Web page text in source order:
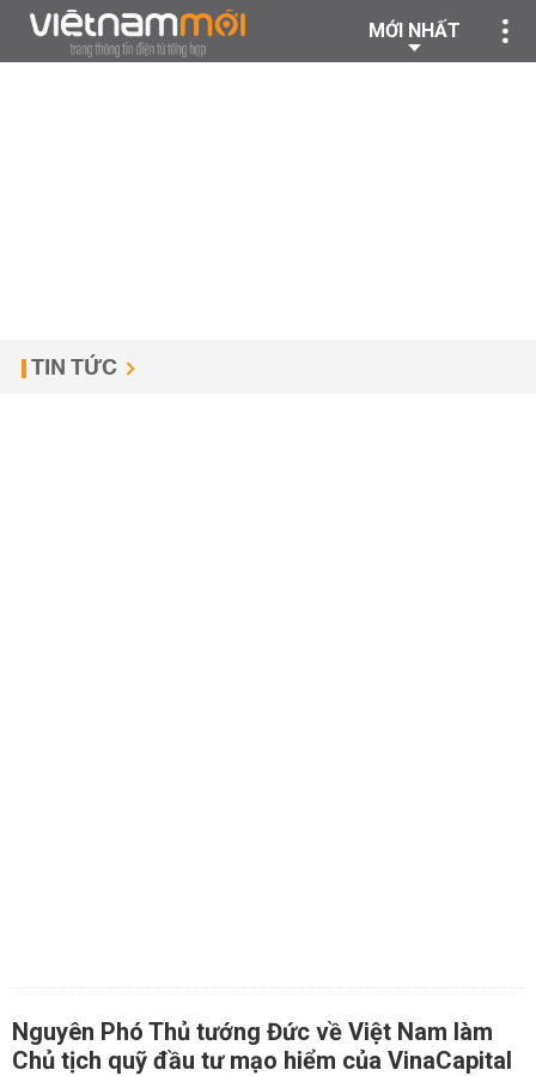
MỚI NHẤT
TIN TỨC
Nguyên Phó Thủ tướng Đức về Việt Nam làm
Chủ tịch quỹ đầu tư mạo hiểm của VinaCapital